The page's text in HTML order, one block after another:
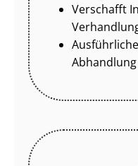
Verschafft
Abhandlung